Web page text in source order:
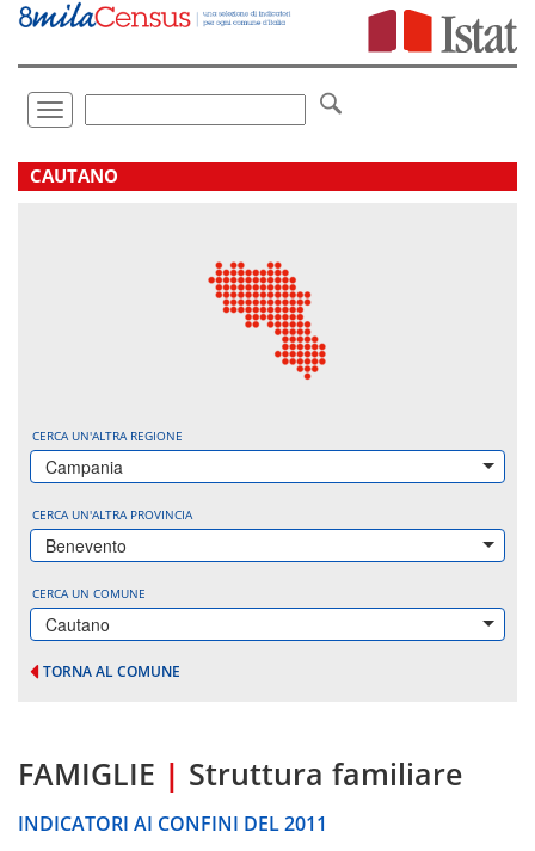
Vai
direttamente
Toggle
navigation
.
CAUTANO
CERCA UN'ALTRA REGIONE
Campania
CERCA UN'ALTRA PROVINCIA
Benevento
CERCA UN COMUNE
Cautano
TORNA AL COMUNE
FAMIGLIE | Struttura familiare
INDICATORI AI CONFINI DEL 2011